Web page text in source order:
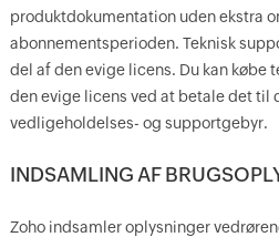
produktdokumentation uden ekstra
abonnementsperioden. Teknisk
del af den evige licens. Du kan købe
den evige licens ved at betale det
vedligeholdelses- og supportgebyr.
INDSAMLING AF
Zoho indsamler oplysninger